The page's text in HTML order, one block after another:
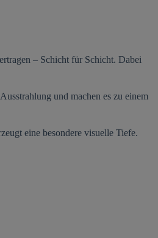
– Schicht für Schicht. Dabei
und machen es zu einem
eine besondere visuelle Tiefe.